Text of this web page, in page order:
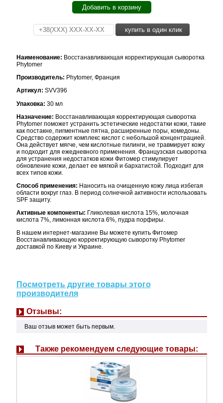
Добавить в корзину
купить в один клик
Наименование: Восстанавливающая корректирующая сыворотка
Phytomer
Производитель: Phytomer, Франция
Артикул: SVV396
Упаковка: 30 мл
Назначение: Восстанавливающая корректирующая сыворотка
Phytomer поможет устранить эстетические недостатки кожи, такие
как постакне, пигментные пятна, расширенные поры, комедоны.
Средство содержит комплекс кислот с небольшой концентрацией.
Она действует мягче, чем кислотные пилинги, не травмирует кожу
и подходит для ежедневного применения. Французская сыворотка
для устранения недостатков кожи Фитомер стимулирует
обновление кожи, делает ее мягкой и бархатистой. Подходит для
всех типов кожи.
Способ применения: Наносить на очищенную кожу лица избегая
области вокруг глаз. В период солнечной активности использовать
SPF защиту.
Активные компоненты: Гликолевая кислота 15%, молочная
кислота 7%, лимонная кислота 6%, пудра порфиры.
В нашем интернет-магазине Вы можете купить Фитомер
Восстанавливающую корректирующую сыворотку Phytomer
доставкой по Киеву и Украине.
Посмотреть другие товары этого
производителя
Отзывы:
Ваш отзыв может быть первым.
Также рекомендуем следующие товары: